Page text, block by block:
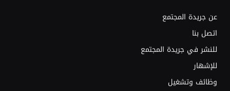
عن جريدة المجتمع
اتصل بنا
للنشر في جريدة المجتمع
للإشهار
وظائف وتشغيل